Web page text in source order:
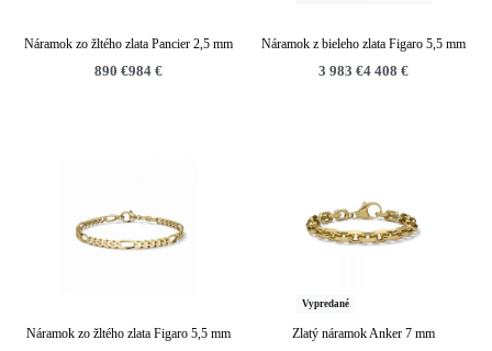
Náramok zo žltého zlata Pancier 2,5 mm
890€984 €
Náramok z bieleho zlata Figaro 5,5 mm
3 983€4 408 €
Náramok zo žltého zlata Figaro 5,5 mm
Vypredané
Zlatý náramok Anker 7 mm